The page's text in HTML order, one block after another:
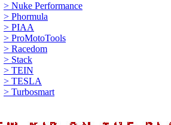
> Nuke Performance
> Phormula
> PIAA
> ProMotoTools
> Racedom
> Stack
> TEIN
> TESLA
> Turbosmart